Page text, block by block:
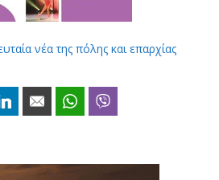
νέα της πόλης και επαρχίας
LinkedIn Email WhatsApp